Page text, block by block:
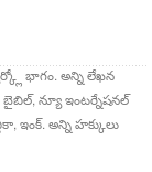
భాగం. అన్ని లేఖన
న్యూ ఇంటర్నేషనల్
ఇంక్. అన్ని హక్కులు